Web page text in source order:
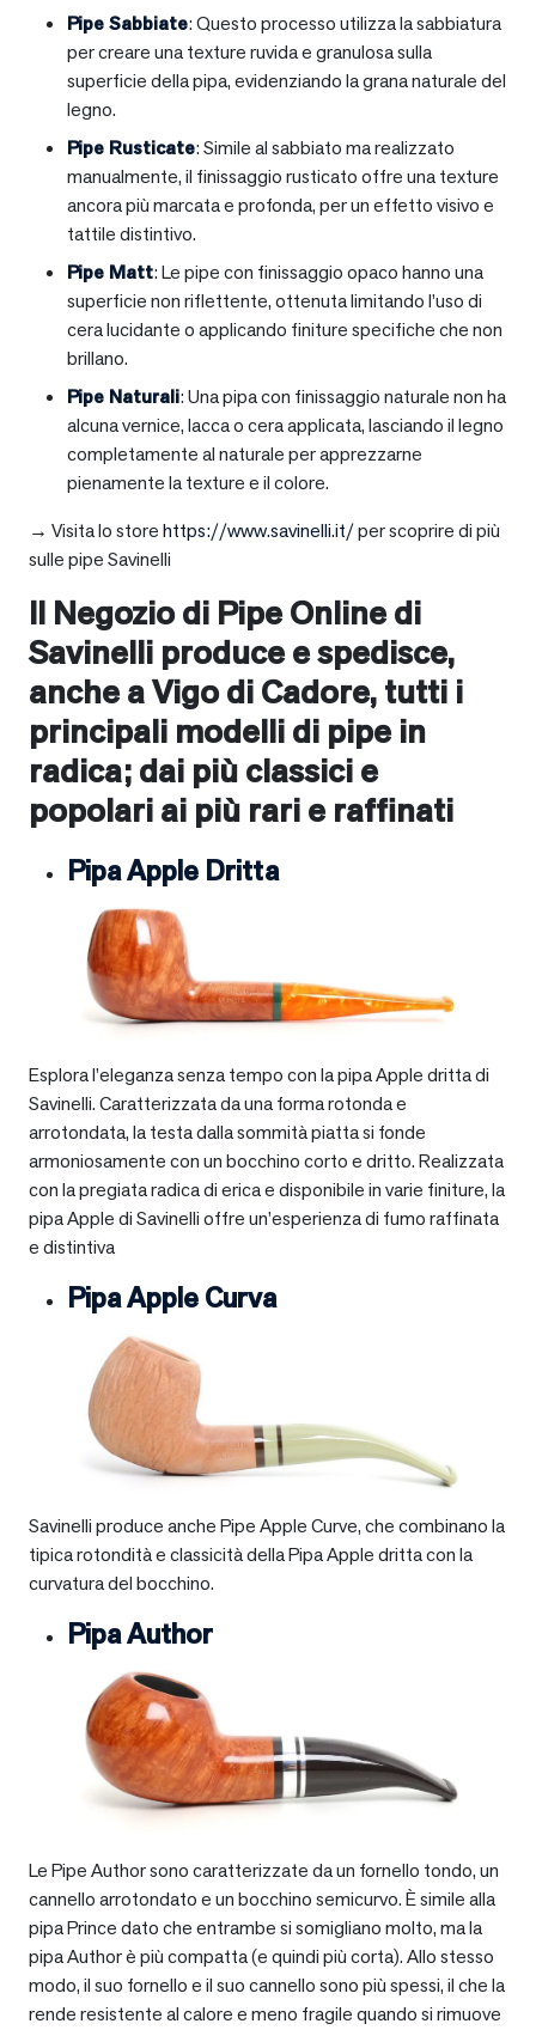
Pipe Sabbiate: Questo processo utilizza la sabbiatura
per creare una texture ruvida e granulosa sulla
superficie della pipa, evidenziando la grana naturale del
legno.
Pipe Rusticate: Simile al sabbiato ma realizzato
manualmente, il finissaggio rusticato offre una texture
ancora più marcata e profonda, per un effetto visivo e
tattile distintivo.
Pipe Matt: Le pipe con finissaggio opaco hanno una
superficie non riflettente, ottenuta limitando l’uso di
cera lucidante o applicando finiture specifiche che non
brillano.
Pipe Naturali: Una pipa con finissaggio naturale non ha
alcuna vernice, lacca o cera applicata, lasciando il legno
completamente al naturale per apprezzarne
pienamente la texture e il colore.
→ Visita lo storehttps://www.savinelli.it/per scoprire di più
sulle pipe Savinelli
Il Negozio di Pipe Online di
Savinelli produce e spedisce,
anche aVigo di Cadore, tutti i
principali modelli di pipe in
radica; dai più classici e
popolari ai più rari e raffinati
Pipa Apple Dritta
Esplora l’eleganza senza tempo con la pipa Apple dritta di
Savinelli. Caratterizzata da una forma rotonda e
arrotondata, la testa dalla sommità piatta si fonde
armoniosamente con un bocchino corto e dritto. Realizzata
con la pregiata radica di erica e disponibile in varie finiture, la
pipa Apple di Savinelli offre un’esperienza di fumo raffinata
e distintiva
Pipa Apple Curva
Savinelli produce anche Pipe Apple Curve, che combinano la
tipica rotondità e classicità della Pipa Apple dritta con la
curvatura del bocchino.
Pipa Author
Le Pipe Author sono caratterizzate da un fornello tondo, un
cannello arrotondato e un bocchino semicurvo. È simile alla
pipa Prince dato che entrambe si somigliano molto, ma la
pipa Author è più compatta (e quindi più corta). Allo stesso
modo, il suo fornello e il suo cannello sono più spessi, il che la
rende resistente al calore e meno fragile quando si rimuove